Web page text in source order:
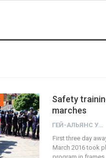
Safety
marches
ГЕЙ-АЛЬЯНС УКРАИНА
First three day
March 2016 took